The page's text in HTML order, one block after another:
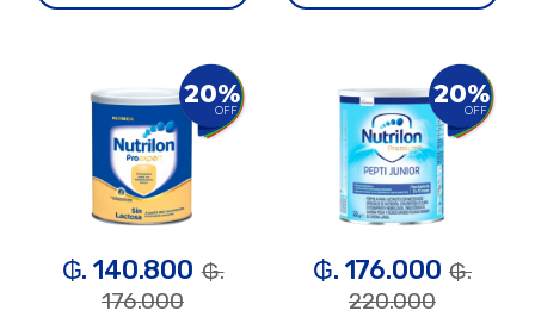
20%
OFF
₲. 140.800 ₲.
176.000
20%
OFF
₲. 176.000 ₲.
220.000